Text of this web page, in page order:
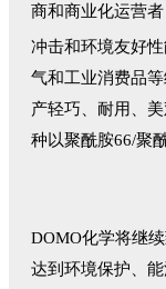
商和商业化运营
冲击和环境友好
气和工业消费品
产轻巧、耐用、
种以聚酰胺66/聚
DOMO化学将继
达到环境保护、